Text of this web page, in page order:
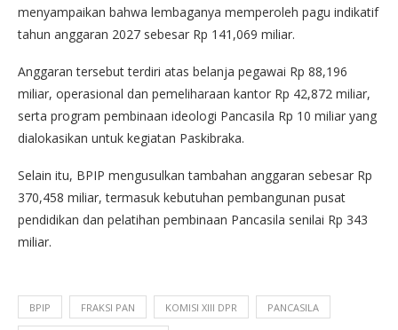
menyampaikan bahwa lembaganya memperoleh pagu indikatif
tahun anggaran 2027 sebesar Rp 141,069 miliar.
Anggaran tersebut terdiri atas belanja pegawai Rp 88,196
miliar, operasional dan pemeliharaan kantor Rp 42,872 miliar,
serta program pembinaan ideologi Pancasila Rp 10 miliar yang
dialokasikan untuk kegiatan Paskibraka.
Selain itu, BPIP mengusulkan tambahan anggaran sebesar Rp
370,458 miliar, termasuk kebutuhan pembangunan pusat
pendidikan dan pelatihan pembinaan Pancasila senilai Rp 343
miliar.
BPIP FRAKSI PAN KOMISI XIII DPR PANCASILA